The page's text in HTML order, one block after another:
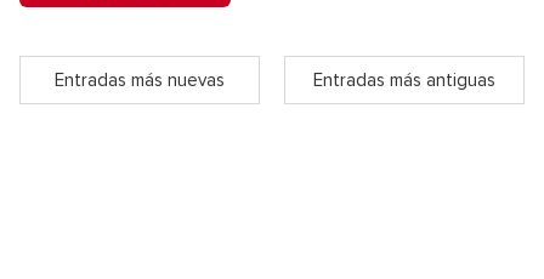
Entradas más nuevas Entradas más antiguas